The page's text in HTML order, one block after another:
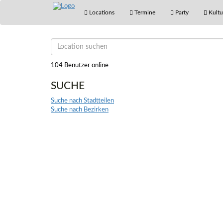
Locations Termine Party
104 Benutzer online
SUCHE
Suche nach Stadtteilen
Suche nach Bezirken